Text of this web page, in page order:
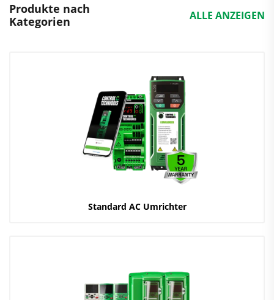
Produkte nach
Kategorien
ALLE ANZEIGEN
Standard AC Umrichter